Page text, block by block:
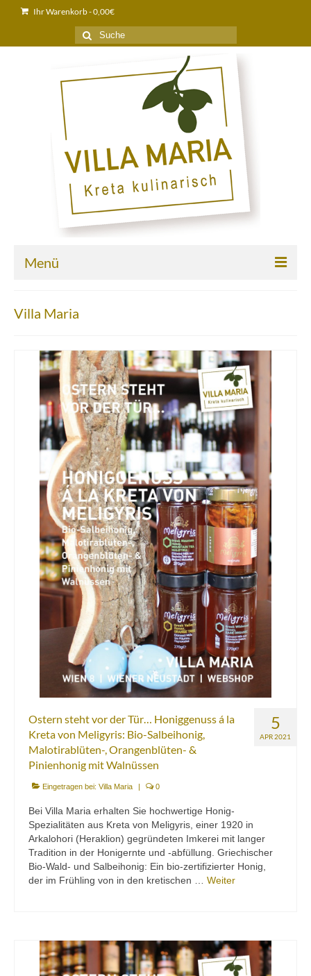
Ihr Warenkorb-0,00€
Suche
nach:
Menü
Partnerfirmen
Kreta
Zakros
Gergeri
Houdetsi
Portfolio
Speisen
Mittagstisch (DI bis FR, 12.00 bis 14.30 Uhr)
Frühstück (DI bis SA, 10.00 bis 12.00h) &
Brunch (DO, FR und SA, 11.00 bis 13.00 Uhr)
Mezedes & Salat
Getränke
Shop
Back- & Teigwaren
Bio-Olivenöl & Bio-Oliven
Früchte in Sirup, Honig & Marmelade
Küchenaccessoires
Kräuter, Tee & Salz
Kontakt
Downloads
Villa Maria
5
APR 2021
Ostern steht vor der Tür… Honiggenuss á la
Kreta von Meligyris: Bio-Salbeihonig,
Malotirablüten-, Orangenblüten- &
Pinienhonig mit Walnüssen
Eingetragen bei: Villa Maria | 0
Bei Villa Maria erhalten Sie hochwertige Honig-
Spezialitäten aus Kreta von Meligyris, einer 1920 in
Arkalohori (Heraklion) gegründeten Imkerei mit langer
Tradition in der Honigernte und -abfüllung. Griechischer
Bio-Wald- und Salbeihonig: Ein bio-zertifizierter Honig,
der im Frühling von in den kretischen … Weiter